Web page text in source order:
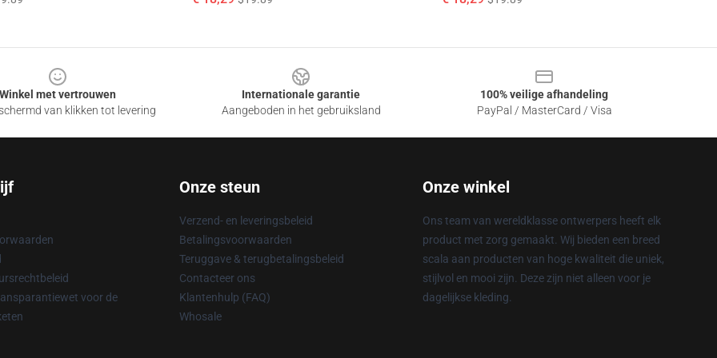
Winkel met vertrouwen
van klikken tot levering
Internationale garantie
Aangeboden in het gebruiksland
100% veilige afhandeling
PayPal / MasterCard / Visa
voor de
Onze steun
Verzend- en leveringsbeleid
Betalingsvoorwaarden
Teruggave & terugbetalingsbeleid
Contacteer ons
Klantenhulp (FAQ)
Whosale
Onze winkel
Ons team van wereldklasse ontwerpers heeft elk
product met zorg gemaakt. Wij bieden een breed
scala aan producten van hoge kwaliteit die uniek,
stijlvol en mooi zijn. Deze zijn niet alleen voor je
dagelijkse kleding.